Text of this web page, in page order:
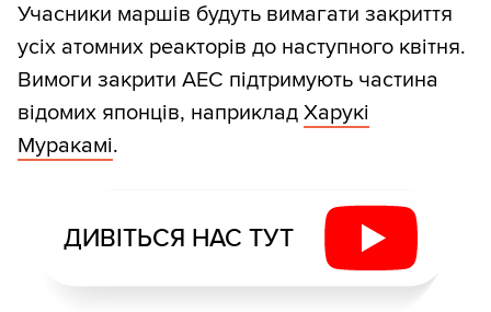
Учасники маршів будуть вимагати закриття
усіх атомних реакторів до наступного квітня.
Вимоги закрити АЕС підтримують частина
відомих японців, наприклад Харукі
Муракамі.
ДИВІТЬСЯ НАС ТУТ